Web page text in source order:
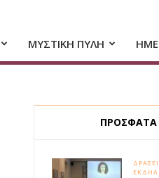
ΜΥΣΤΙΚΗ ΠΥΛΗ
ΠΡΟΣΦΑΤΑ